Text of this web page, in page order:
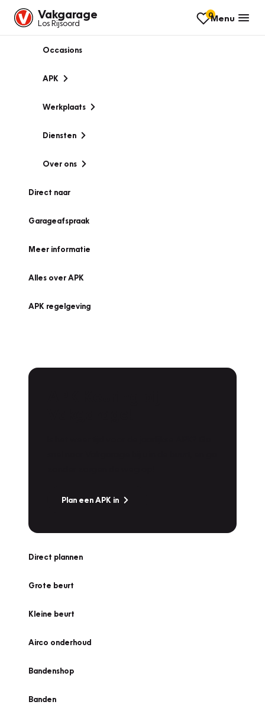
Vakgarage
Los Rijsoord
0Menu
Occasions
APK
Werkplaats
Diensten
Over ons
Direct naar
Garageafspraak
Meer informatie
Alles over APK
APK regelgeving
Plan een APK in
Direct plannen
Grote beurt
Kleine beurt
Airco onderhoud
Bandenshop
Banden